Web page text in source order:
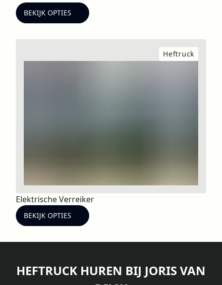
BEKIJK OPTIES
Heftruck
Elektrische Verreiker
BEKIJK OPTIES
HEFTRUCK HUREN BIJ JORIS VAN